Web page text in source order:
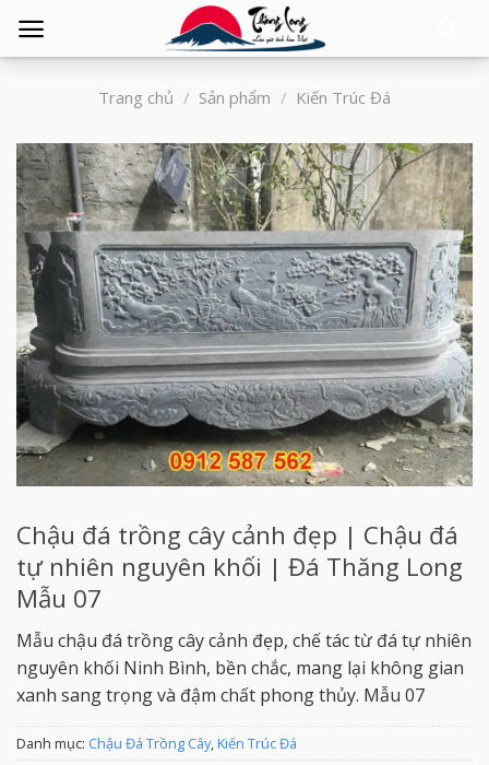
Trang chủ / Sản phẩm / Kiến Trúc Đá
Chậu đá trồng cây cảnh đẹp | Chậu đá
tự nhiên nguyên khối | Đá Thăng Long
Mẫu 07
Mẫu chậu đá trồng cây cảnh đẹp, chế tác từ đá tự nhiên
nguyên khối Ninh Bình, bền chắc, mang lại không gian
xanh sang trọng và đậm chất phong thủy. Mẫu 07
Danh mục: Chậu Đá Trồng Cây,Kiến Trúc Đá